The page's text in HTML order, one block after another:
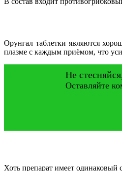
Орунгал таблетки являются
плазме с каждым приёмом, что
Не
Оставляйте
Хоть препарат имеет одинаковый